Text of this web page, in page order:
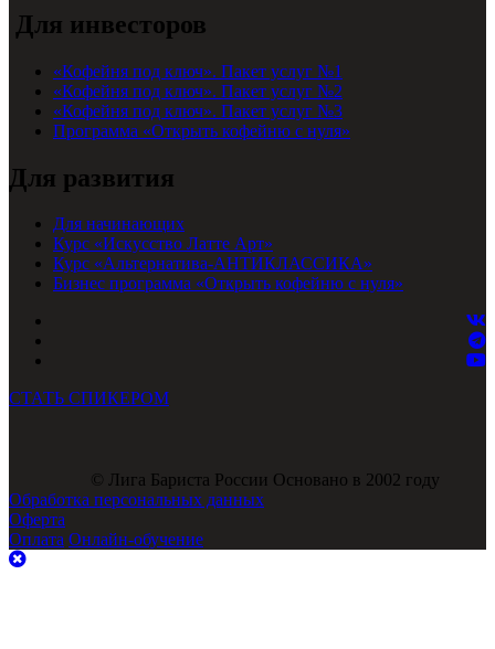
Для инвесторов
«Кофейня под ключ». Пакет услуг №1
«Кофейня под ключ». Пакет услуг №2
«Кофейня под ключ». Пакет услуг №3
Программа «Открыть кофейню с нуля»
Для развития
Для начинающих
Курс «Искусство Латте Арт»
Курс «Альтернатива-АНТИКЛАССИКА»
Бизнес программа «Открыть кофейню с нуля»
СТАТЬ СПИКЕРОМ
© Лига Бариста России Основано в 2002 году
Обработка персональных данных
Оферта
Оплата Онлайн-обучение